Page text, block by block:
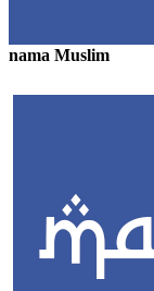
nama Muslim